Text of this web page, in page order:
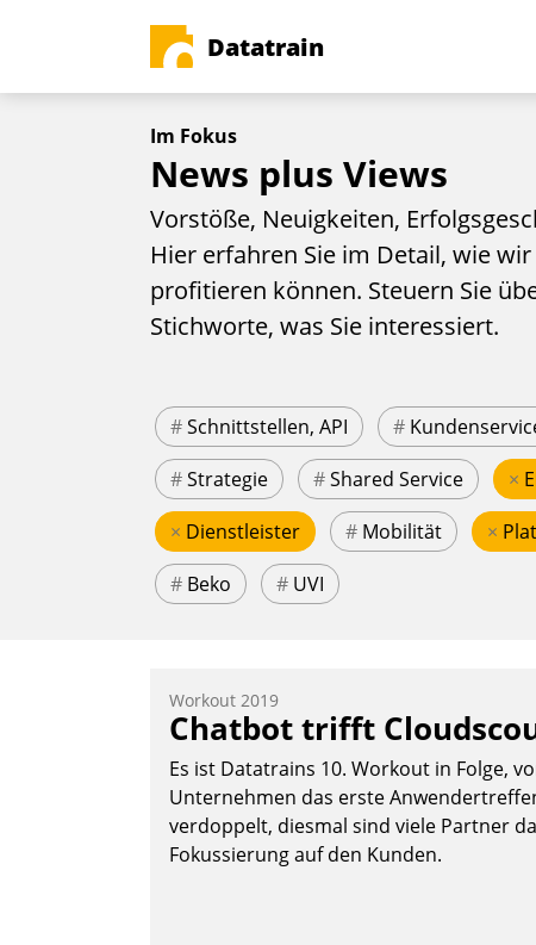
Datatrain
Im Fokus
News plus Views
Vorstöße, Neuigkeiten,
Hier erfahren Sie im Detail, wie
profitieren können. Steuern Sie
Stichworte, was Sie interessiert.
#Schnittstellen, API #
#Strategie #Shared Service ×
× Dienstleister # Mobilität ×
# Beko # UVI
Workout 2019
Chatbot trifft
Es ist Datatrains 10. Workout in Folge,
Unternehmen das erste
verdoppelt, diesmal sind viele Partner
Fokussierung auf den Kunden.